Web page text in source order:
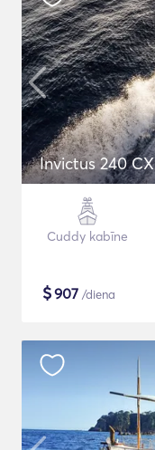
Invictus 240 CX
Cuddy kabīne
$907 /diena